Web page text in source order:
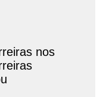
nos